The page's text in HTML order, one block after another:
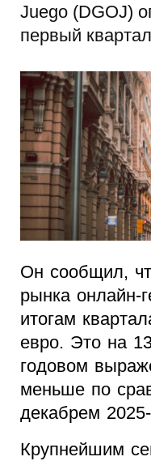
Juego (DGOJ)
первый
Он сообщил,
рынка онлайн-
итогам
евро. Это на
годовом
меньше по
декабрем 2025-
Крупнейшим